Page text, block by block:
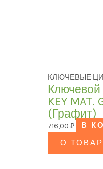
КЛЮЧЕВЫЕ
Ключевой
KEY MAT.
(Графит)
716,00₽
В
О